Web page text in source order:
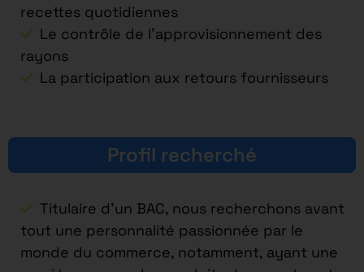
recettes quotidiennes
Le contrôle de l’approvisionnement des
rayons
La participation aux retours fournisseurs
Profil recherché
Titulaire d’un BAC, nous recherchons avant
tout une personnalité passionnée par le
monde du commerce, notamment, ayant une